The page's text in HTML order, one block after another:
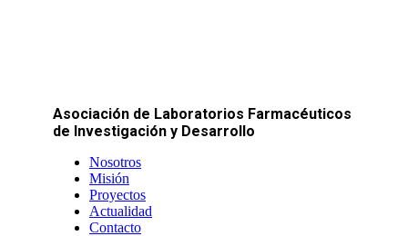
Asociación de Laboratorios Farmacéuticos
de Investigación y Desarrollo
Nosotros
Misión
Proyectos
Actualidad
Contacto